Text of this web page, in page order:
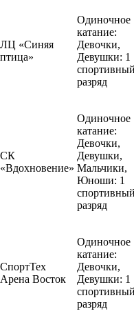
ЛЦ «Синяя
птица»
Одиночное
катание:
Девочки,
Девушки: 1
разряд
СК
«Вдохновение»
Одиночное
катание:
Девочки,
Девушки,
Мальчики,
Юноши: 1
разряд
СпортТех
Арена Восток
Одиночное
катание:
Девочки,
Девушки: 1
разряд